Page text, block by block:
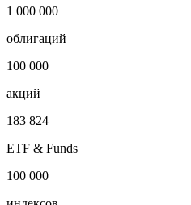
1 000 000
облигаций
100 000
акций
183 824
ETF & Funds
100 000